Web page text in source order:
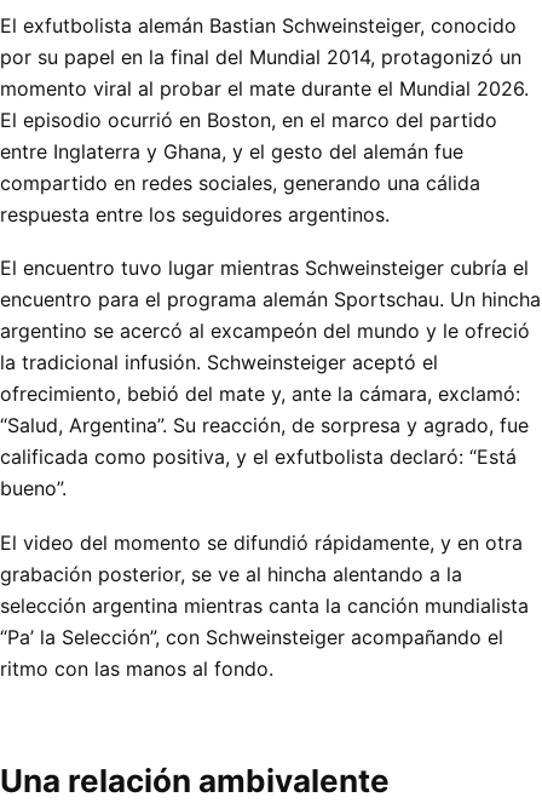
El exfutbolista alemán Bastian Schweinsteiger, conocido
por su papel en la final del Mundial 2014, protagonizó un
momento viral al probar el mate durante el Mundial 2026.
El episodio ocurrió en Boston, en el marco del partido
entre Inglaterra y Ghana, y el gesto del alemán fue
compartido en redes sociales, generando una cálida
respuesta entre los seguidores argentinos.
El encuentro tuvo lugar mientras Schweinsteiger cubría el
encuentro para el programa alemán Sportschau. Un hincha
argentino se acercó al excampeón del mundo y le ofreció
la tradicional infusión. Schweinsteiger aceptó el
ofrecimiento, bebió del mate y, ante la cámara, exclamó:
“Salud, Argentina”. Su reacción, de sorpresa y agrado, fue
calificada como positiva, y el exfutbolista declaró: “Está
bueno”.
El video del momento se difundió rápidamente, y en otra
grabación posterior, se ve al hincha alentando a la
selección argentina mientras canta la canción mundialista
“Pa’ la Selección”, con Schweinsteiger acompañando el
ritmo con las manos al fondo.
Una relación ambivalente